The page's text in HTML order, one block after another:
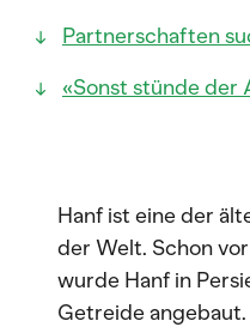
Partnerschaften
«Sonst stünde der
Hanf ist eine der
der Welt. Schon
wurde Hanf in
Getreide